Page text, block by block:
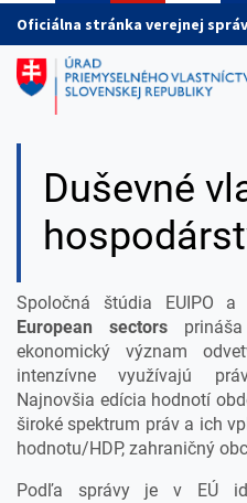
Preskočiť na hlavný obsah
Oficiálna stránka verejnej
Duševné
Spoločná štúdia EUIPO a
European sectors
ekonomický význam
intenzívne využívajú
Najnovšia edícia hodnotí
široké spektrum práv a ich
hodnotu/HDP, zahraničný
Podľa správy je v EÚ